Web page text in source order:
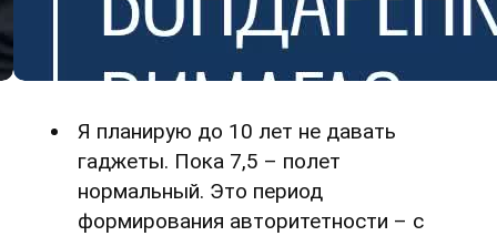
Я планирую до 10 лет не давать
гаджеты. Пока 7,5 – полет
нормальный. Это период
формирования авторитетности – с